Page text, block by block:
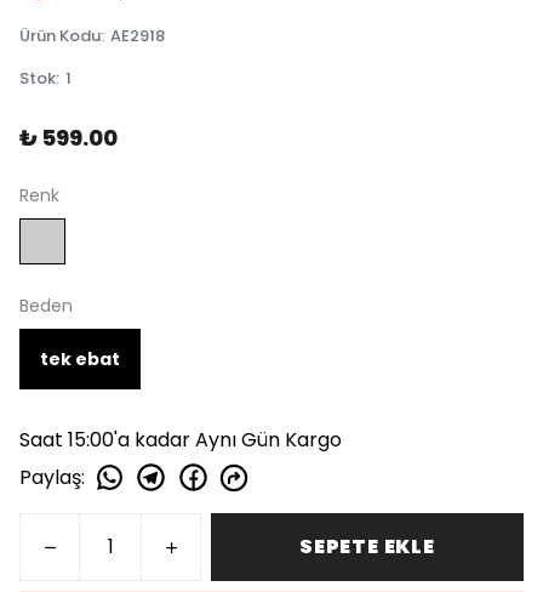
Ürün Kodu: AE2918
Stok: 1
₺ 599.00
Renk
Beden
tek ebat
Saat 15:00'a kadar Aynı Gün Kargo
Paylaş:
SEPETE EKLE